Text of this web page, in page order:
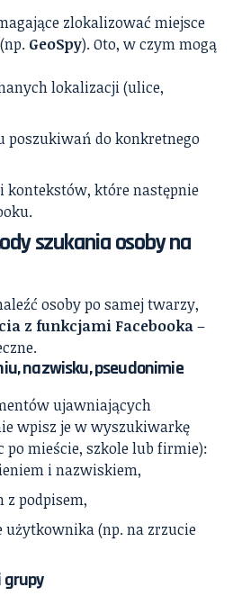
zlokalizować miejsce
GeoSpy). Oto, w czym mogą
lokalizacji (ulice,
poszukiwań do konkretnego
kontekstów, które następnie
szukania osoby na
osoby po samej twarzy,
z funkcjami Facebooka–
nazwisku, pseudonimie
ujawniających
wpisz je w wyszukiwarkę
po mieście, szkole lub firmie):
i nazwiskiem,
podpisem,
użytkownika (np. na zrzucie
grupy